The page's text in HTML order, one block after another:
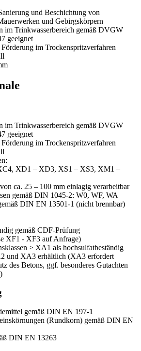
und Beschichtung von
und Gebirgskörpern
im Trinkwasserbereich gemäß DVGW
geeignet
im Trockenspritzverfahren
im Trinkwasserbereich gemäß DVGW
geeignet
im Trockenspritzverfahren
XD1 – XD3, XS1 – XS3, XM1 –
ca. 25 – 100 mm einlagig verarbeitbar
gemäß DIN 1045-2: W0, WF, WA
DIN EN 13501-1 (nicht brennbar)
gemäß CDF-Prüfung
XF1 - XF3 auf Anfrage)
> XA1 als hochsulfatbeständig
und XA3 erhältlich (XA3 erfordert
des Betons, ggf. besonderes Gutachten
gemäß DIN EN 197-1
(Rundkorn) gemäß DIN EN
DIN EN 13263